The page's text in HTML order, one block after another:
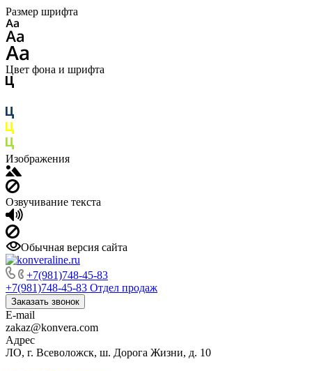
Размер шрифта
Цвет фона и шрифта
Изображения
Озвучивание текста
Обычная версия сайта
+7(981)748-45-83
+7(981)748-45-83 Отдел продаж
Заказать звонок
E-mail
zakaz@konvera.com
Адрес
ЛО, г. Всеволожск, ш. Дорога Жизни, д. 10